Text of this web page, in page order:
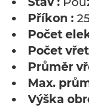
Příkon :
Počet
Počet
Průměr
Max.
Výška